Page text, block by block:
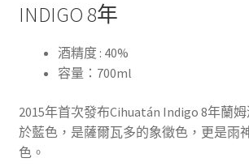
INDIGO 8年
酒精度 : 40%
容量：700ml
2015年首次發布Cihuatán Indigo 8年蘭
於藍色，是薩爾瓦多的象徵色，更是雨
色。